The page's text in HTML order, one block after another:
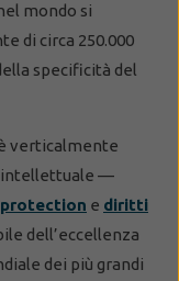
mondo si
di circa 250.000
specificità del
verticalmente
intellettuale —
e diritti
dell’eccellenza
dei più grandi